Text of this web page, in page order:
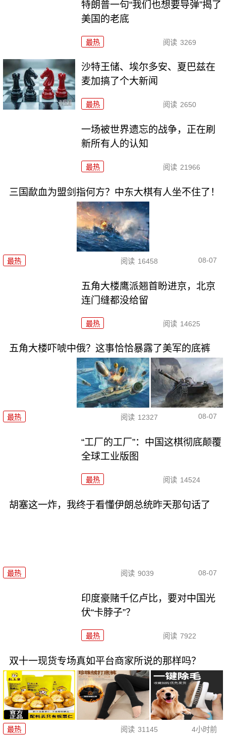
特朗普一句“我们也想要导弹”揭了
美国的老底
最热 阅读 3269
沙特王储、埃尔多安、夏巴兹在
麦加搞了个大新闻
最热 阅读 2650
一场被世界遗忘的战争，正在刷
新所有人的认知
最热 阅读 21966
三国歃血为盟剑指何方？中东大棋有人坐不住了！
最热 阅读 16458 08-07
五角大楼鹰派翘首盼进京，北京
连门缝都没给留
最热 阅读 14625
五角大楼吓唬中俄？这事恰恰暴露了美军的底裤
最热 阅读 12327 08-07
“工厂的工厂”：中国这棋彻底颠覆
全球工业版图
最热 阅读 14524
胡塞这一炸，我终于看懂伊朗总统昨天那句话了
最热 阅读 9039 08-07
印度豪赌千亿卢比，要对中国光
伏“卡脖子”？
最热 阅读 7922
双十一现货专场真如平台商家所说的那样吗？
最热 阅读 31145 4小时前